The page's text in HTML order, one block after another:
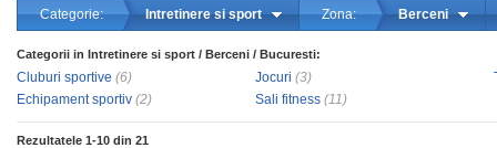
Categorie: Intretinere si sport Zona: Berceni
Categorii in Intretinere si sport / Berceni / Bucuresti:
Cluburi sportive (6)
Echipament sportiv (2)
Jocuri (3)
Sali fitness (11)
Rezultatele 1-10 din 21